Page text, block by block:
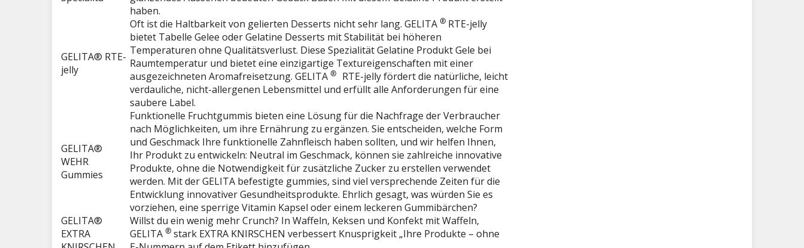
haben.
GELITA® RTE-
jelly
Oft ist die Haltbarkeit von gelierten Desserts nicht sehr lang. GELITA ® RTE-jelly
bietet Tabelle Gelee oder Gelatine Desserts mit Stabilität bei höheren
Temperaturen ohne Qualitätsverlust. Diese Spezialität Gelatine Produkt Gele bei
Raumtemperatur und bietet eine einzigartige Textureigenschaften mit einer
ausgezeichneten Aromafreisetzung. GELITA ®
RTE-jelly fördert die natürliche, leicht
verdauliche, nicht-allergenen Lebensmittel und erfüllt alle Anforderungen für eine
saubere Label.
GELITA®
WEHR
Gummies
Funktionelle Fruchtgummis bieten eine Lösung für die Nachfrage der Verbraucher
nach Möglichkeiten, um ihre Ernährung zu ergänzen. Sie entscheiden, welche Form
und Geschmack Ihre funktionelle Zahnfleisch haben sollten, und wir helfen Ihnen,
Ihr Produkt zu entwickeln: Neutral im Geschmack, können sie zahlreiche innovative
Produkte, ohne die Notwendigkeit für zusätzliche Zucker zu erstellen verwendet
werden. Mit der GELITA befestigte gummies, sind viel versprechende Zeiten für die
Entwicklung innovativer Gesundheitsprodukte. Ehrlich gesagt, was würden Sie es
vorziehen, eine sperrige Vitamin Kapsel oder einem leckeren Gummibärchen?
GELITA®
EXTRA
Willst du ein wenig mehr Crunch? In Waffeln, Keksen und Konfekt mit Waffeln,
GELITA ® stark EXTRA KNIRSCHEN verbessert Knusprigkeit „Ihre Produkte – ohne